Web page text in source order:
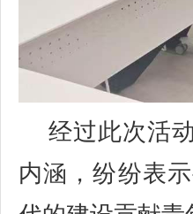
经过此次活
内涵，纷纷表